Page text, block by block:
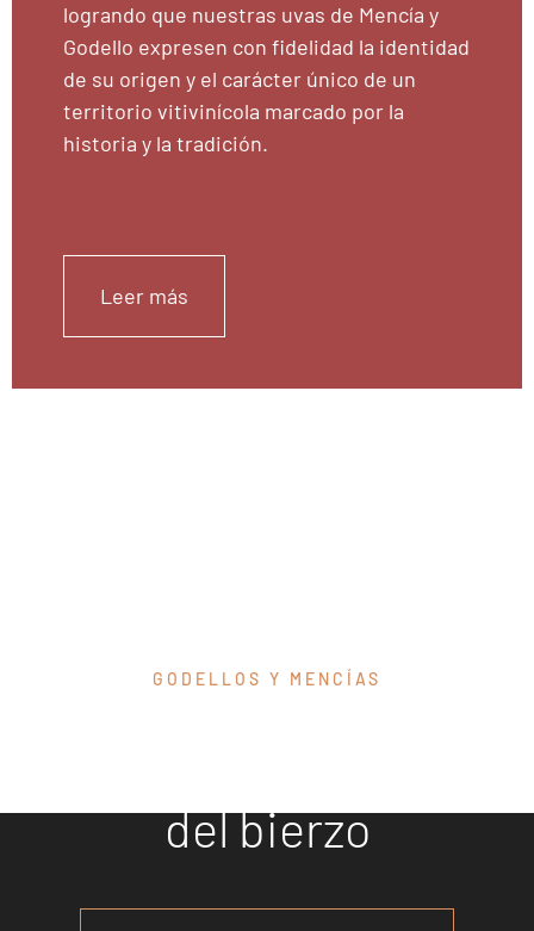
logrando que nuestras uvas de Mencía y
Godello expresen con fidelidad la identidad
de su origen y el carácter único de un
territorio vitivinícola marcado por la
historia y la tradición.
Leer más
GODELLOS Y MENCÍAS
del bierzo